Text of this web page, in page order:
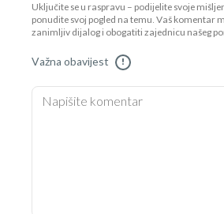
Uključite se u raspravu – podijelite svoje
ponudite svoj pogled na temu. Vaš komentar
zanimljiv dijalog i obogatiti zajednicu našeg
Važna obavijest !